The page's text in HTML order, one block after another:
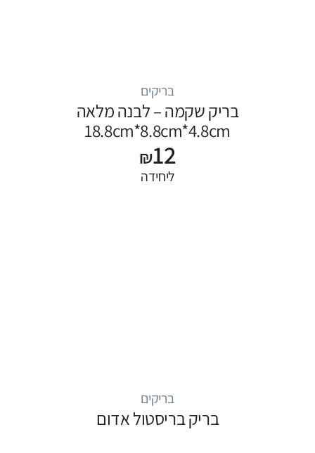
בריקים
בריק שקמה – לבנה מלאה
18.8cm*8.8cm*4.8cm
₪12
ליחידה
בריקים
בריק בריסטול אדום